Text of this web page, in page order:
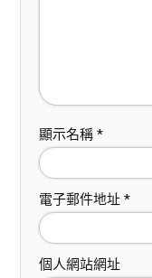
顯示名稱 *
電子郵件地址 *
個人網站網址